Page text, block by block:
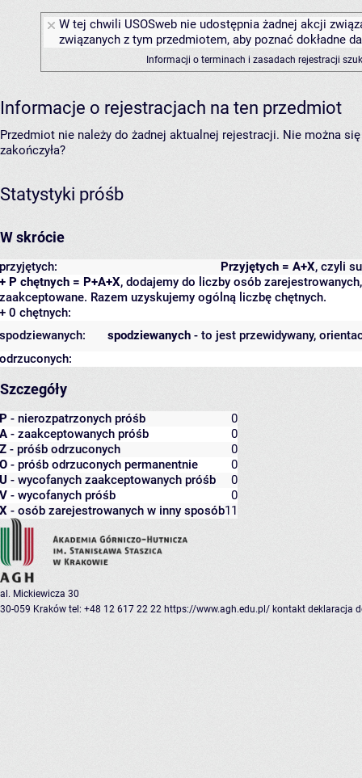
W tej chwili USOSweb nie udostępnia żadnej akcji
związanych z tym przedmiotem, aby poznać dokładne
Informacji o terminach i zasadach rejestracji
Informacje o rejestracjach na ten przedmiot
Przedmiot nie należy do żadnej aktualnej rejestracji. Nie można
zakończyła?
Statystyki próśb
W skrócie
Przyjętych = A+X, czyli
przyjętych:
+ P chętnych = P+A+X, dodajemy do liczby osób
zaakceptowane. Razem uzyskujemy ogólną liczbę chętnych.
+ 0 chętnych:
spodziewanych - to jest przewidywany,
spodziewanych:
odrzuconych:
Szczegóły
P - nierozpatrzonych próśb
0
A - zaakceptowanych próśb
0
Z - próśb odrzuconych
0
O - próśb odrzuconych permanentnie
0
U - wycofanych zaakceptowanych próśb
0
V - wycofanych próśb
0
X - osób zarejestrowanych w inny sposób11
al. Mickiewicza 30
30-059 Kraków tel: +48 12 617 22 22 https://www.agh.edu.pl/ kontakt deklaracja